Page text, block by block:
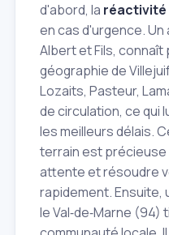
d'abord, la réactivité
en cas d'urgence.
Albert et Fils,
géographie de
Lozaits, Pasteur,
de circulation, ce qui
les meilleurs délais.
terrain est précieuse
attente et résoudre
rapidement. Ensuite,
le Val‑de‑Marne